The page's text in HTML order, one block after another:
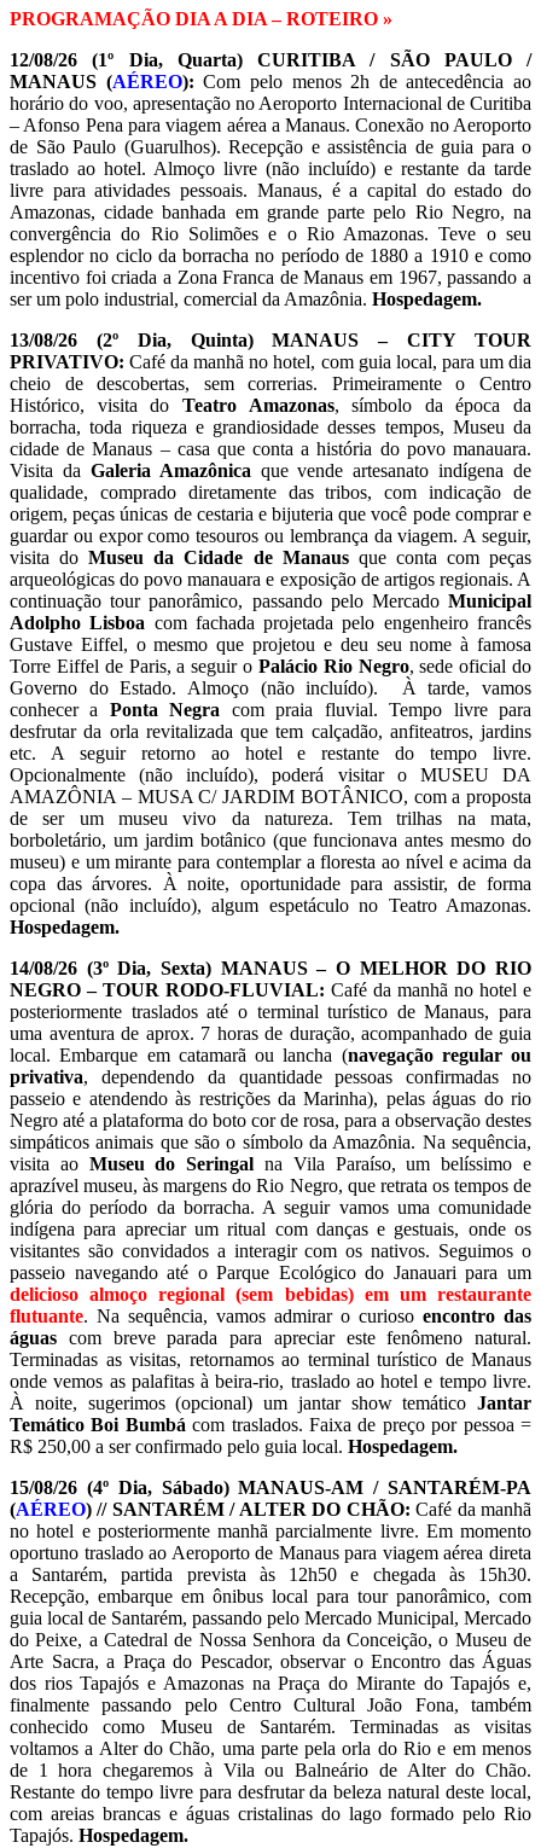
PROGRAMAÇÃO DIA A DIA – ROTEIRO »
12/08/26 (1º Dia, Quarta) CURITIBA / SÃO PAULO /
MANAUS (AÉREO): Com pelo menos 2h de antecedência ao
horário do voo, apresentação no Aeroporto Internacional de Curitiba
– Afonso Pena para viagem aérea a Manaus. Conexão no Aeroporto
de São Paulo (Guarulhos). Recepção e assistência de guia para o
traslado ao hotel. Almoço livre (não incluído) e restante da tarde
livre para atividades pessoais. Manaus, é a capital do estado do
Amazonas, cidade banhada em grande parte pelo Rio Negro, na
convergência do Rio Solimões e o Rio Amazonas. Teve o seu
esplendor no ciclo da borracha no período de 1880 a 1910 e como
incentivo foi criada a Zona Franca de Manaus em 1967, passando a
ser um polo industrial, comercial da Amazônia. Hospedagem.
13/08/26 (2º Dia, Quinta) MANAUS – CITY TOUR
PRIVATIVO:Café da manhã no hotel, com guia local, para um dia
cheio de descobertas, sem correrias. Primeiramente o Centro
Histórico, visita do Teatro Amazonas, símbolo da época da
borracha, toda riqueza e grandiosidade desses tempos, Museu da
cidade de Manaus – casa que conta a história do povo manauara.
Visita da Galeria Amazônica que vende artesanato indígena de
qualidade, comprado diretamente das tribos, com indicação de
origem, peças únicas de cestaria e bijuteria que você pode comprar e
guardar ou expor como tesouros ou lembrança da viagem. A seguir,
visita doMuseu da Cidade de Manausque conta com peças
arqueológicas do povo manauara e exposição de artigos regionais. A
continuação tour panorâmico, passando pelo Mercado Municipal
Adolpho Lisboa com fachada projetada pelo engenheiro francês
Gustave Eiffel, o mesmo que projetou e deu seu nome à famosa
Torre Eiffel de Paris, a seguir o Palácio Rio Negro, sede oficial do
Governo do Estado. Almoço (não incluído). À tarde, vamos
conhecer a Ponta Negra com praia fluvial. Tempo livre para
desfrutar da orla revitalizada que tem calçadão, anfiteatros, jardins
etc. A seguir retorno ao hotel e restante do tempo livre.
Opcionalmente (não incluído), poderá visitar o MUSEU DA
AMAZÔNIA – MUSA C/ JARDIM BOTÂNICO, com a proposta
de ser um museu vivo da natureza. Tem trilhas na mata,
borboletário, um jardim botânico (que funcionava antes mesmo do
museu) e um mirante para contemplar a floresta ao nível e acima da
copa das árvores. À noite, oportunidade para assistir, de forma
opcional (não incluído), algum espetáculo no Teatro Amazonas.
Hospedagem.
14/08/26 (3º Dia, Sexta) MANAUS – O MELHOR DO RIO
NEGRO – TOUR RODO-FLUVIAL: Café da manhã no hotel e
posteriormente traslados até o terminal turístico de Manaus, para
uma aventura de aprox. 7 horas de duração, acompanhado de guia
local. Embarque em catamarã ou lancha (navegação regular ou
privativa, dependendo da quantidade pessoas confirmadas no
passeio e atendendo às restrições da Marinha), pelas águas do rio
Negro até a plataforma do boto cor de rosa, para a observação destes
simpáticos animais que são o símbolo da Amazônia. Na sequência,
visita ao Museu do Seringal na Vila Paraíso, um belíssimo e
aprazível museu, às margens do Rio Negro, que retrata os tempos de
glória do período da borracha. A seguir vamos uma comunidade
indígena para apreciar um ritual com danças e gestuais, onde os
visitantes são convidados a interagir com os nativos. Seguimos o
passeio navegando até o Parque Ecológico do Janauari para um
delicioso almoço regional (sem bebidas) em um restaurante
flutuante. Na sequência, vamos admirar o curioso encontro das
águas com breve parada para apreciar este fenômeno natural.
Terminadas as visitas, retornamos ao terminal turístico de Manaus
onde vemos as palafitas à beira-rio, traslado ao hotel e tempo livre.
À noite, sugerimos (opcional) um jantar show temático Jantar
Temático Boi Bumbá com traslados. Faixa de preço por pessoa =
R$ 250,00 a ser confirmado pelo guia local. Hospedagem.
15/08/26 (4º Dia, Sábado) MANAUS-AM / SANTARÉM-PA
(AÉREO) // SANTARÉM / ALTER DO CHÃO:Café da manhã
no hotel e posteriormente manhã parcialmente livre. Em momento
oportuno traslado ao Aeroporto de Manaus para viagem aérea direta
a Santarém, partida prevista às 12h50 e chegada às 15h30.
Recepção, embarque em ônibus local para tour panorâmico, com
guia local de Santarém, passando pelo Mercado Municipal, Mercado
do Peixe, a Catedral de Nossa Senhora da Conceição, o Museu de
Arte Sacra, a Praça do Pescador, observar o Encontro das Águas
dos rios Tapajós e Amazonas na Praça do Mirante do Tapajós e,
finalmente passando pelo Centro Cultural João Fona, também
conhecido como Museu de Santarém. Terminadas as visitas
voltamos a Alter do Chão, uma parte pela orla do Rio e em menos
de 1 hora chegaremos à Vila ou Balneário de Alter do Chão.
Restante do tempo livre para desfrutar da beleza natural deste local,
com areias brancas e águas cristalinas do lago formado pelo Rio
Tapajós. Hospedagem.